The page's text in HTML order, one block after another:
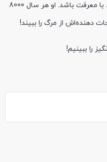
میبینیم که این حیوان چقدر می توانند با معرفت باشد. او هر سال 8000
دهنده‌اش از مرگ را ببیند!
را ببینیم!